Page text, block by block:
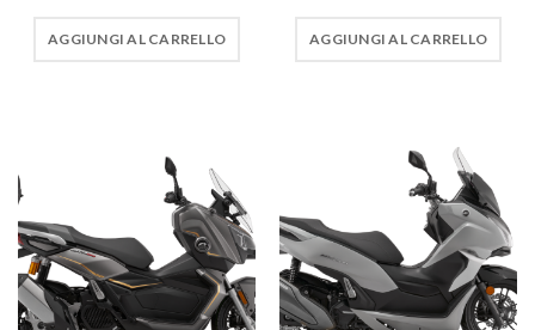
AGGIUNGI AL CARRELLO AGGIUNGI AL CARRELLO